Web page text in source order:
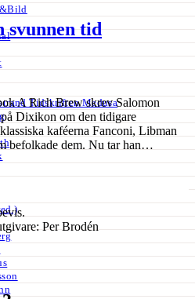
Tidskriften Medusa
svunnen tid
A Rich Brew skrev Salomon
Dixikon om den tidigare
kaféerna Fanconi, Libman
befolkade dem. Nu tar han…
Per Brodén